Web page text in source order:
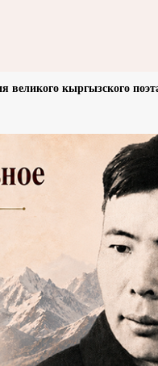
великого кыргызского